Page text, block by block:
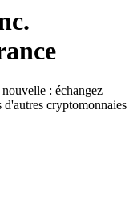
: échangez
cryptomonnaies